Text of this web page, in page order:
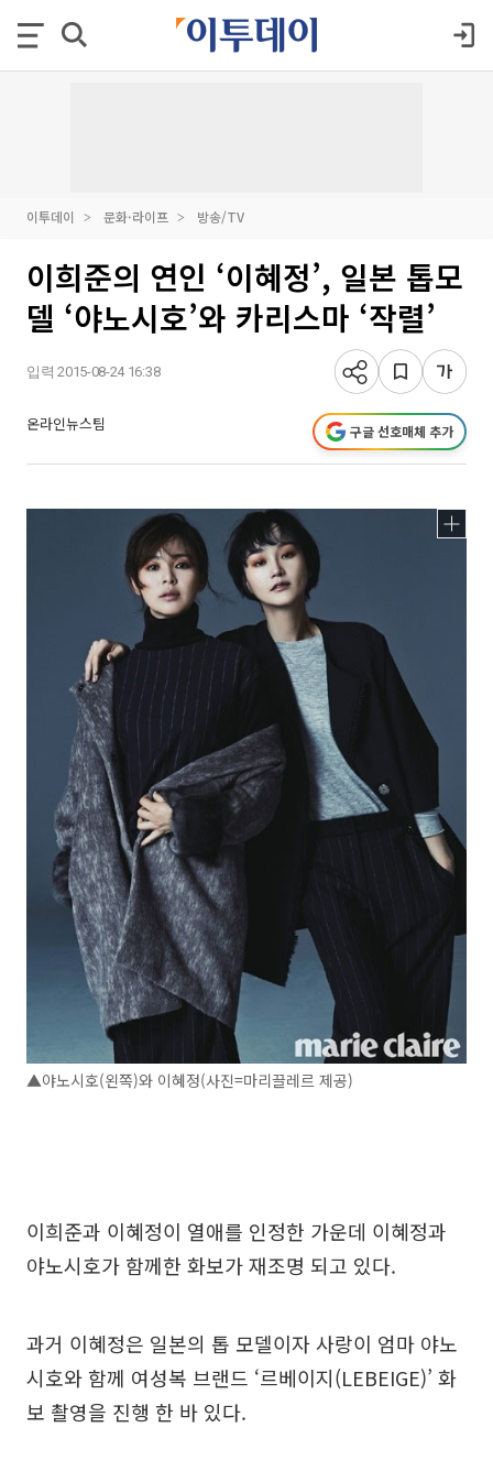
이투데이 문화·라이프 방송/TV
이희준의 연인 ‘이혜정’, 일본 톱모
델 ‘야노시호’와 카리스마 ‘작렬’
입력 2015-08-24 16:38
온라인뉴스팀 구글 선호매체 추가
▲야노시호(왼쪽)와 이혜정(사진=마리끌레르 제공)
이희준과 이혜정이 열애를 인정한 가운데 이혜정과
야노시호가 함께한 화보가 재조명 되고 있다.
과거 이혜정은 일본의 톱 모델이자 사랑이 엄마 야노
시호와 함께 여성복 브랜드 ‘르베이지(LEBEIGE)’ 화
보 촬영을 진행 한 바 있다.